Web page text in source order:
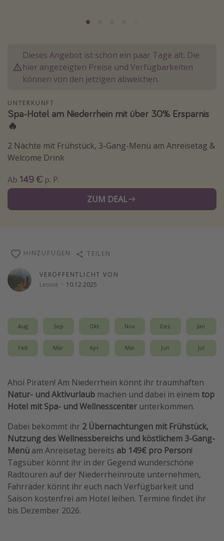
Kefalonia Urlaub
Krabi Urlaub
Sri Lanka Rundreise
Japan Rundreise
Reisethemen
Alle Reisethemen
Wellnessurlaub
Disneyland Paris
Singlereisen
Strandurlaub
Gruppenreisen
Hotels in Amsterdam
Hotels am Achensee
Reise Journal
Familienurlaub in der Türkei
Rundreisen in Thailand
Bahnreisen in der Schweiz
Reisepassfreie Reiseziele
Travel Know How
Silvesterreisen
Last Minute Urlaub Mallorca
Last Minute Urlaub Deutschland
Dieses Angebot ist schon ein paar Tage alt. Die
hier angezeigten Preise und Verfügbarkeiten
können von den jetzigen abweichen.
UNTERKUNFT
Spa-Hotel am Niederrhein mit über 30% Ersparnis
🔥
2 Nächte mit Frühstück, 3-Gang-Menü am Anreisetag &
Welcome Drink
Ab 149 € p. P.
ZUM DEAL
VERÖFFENTLICHT VON
Leonie · 10.12.2025
HINZUFÜGEN TEILEN
Aug Sep Okt Nov Dez Jan
Feb Mär Apr Mai Jun Jul
Ahoi Piraten! Am Niederrhein könnt ihr traumhaften
Natur- und Aktivurlaub machen und dabei in einem top
Hotel mit Spa- und Wellnesscenter unterkommen.
Dabei bekommt ihr 2 Übernachtungen mit Frühstück,
Nutzung des Wellnessbereichs und köstlichem 3-Gang-
Menü am Anreisetag bereits ab 149€ pro Person!
Tagsüber könnt ihr in der Gegend wunderschöne
Radtouren auf der Niederrheinroute unternehmen,
Fahrräder könnt ihr euch nach Verfügbarkeit und
Saison kostenfrei am Hotel leihen. Termine findet ihr
bis Dezember 2026.